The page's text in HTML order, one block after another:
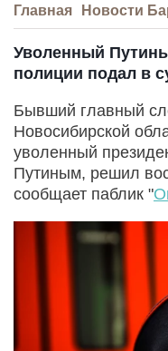
Главная Новости
Уволенный
полиции подал в
Бывший главный
Новосибирской
уволенный
Путиным, решил
сообщает паблик "